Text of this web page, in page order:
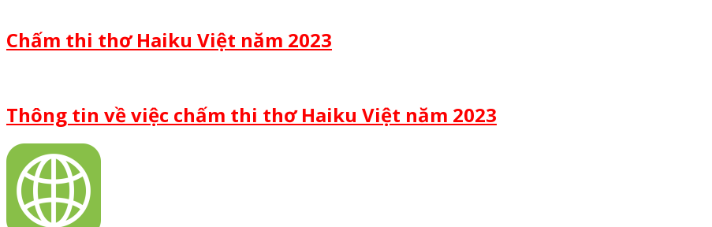
Chấm thi thơ Haiku Việt năm 2023
Thông tin về việc chấm thi thơ Haiku Việt năm 2023